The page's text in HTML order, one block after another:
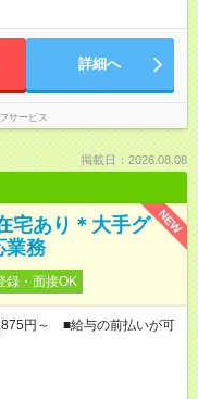
詳細へ
サービス
掲載日：2026.08.08
NEW
宅あり＊大手グ
業務
録・面接OK
円～ ■給与の前払いが可